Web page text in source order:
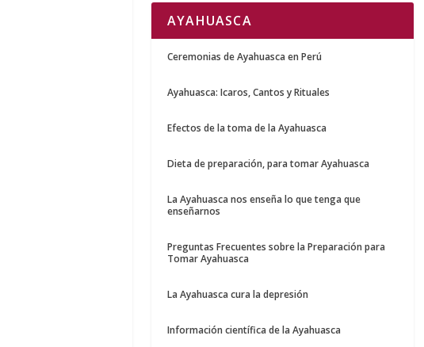
AYAHUASCA
Ceremonias de Ayahuasca en Perú
Ayahuasca: Icaros, Cantos y Rituales
Efectos de la toma de la Ayahuasca
Dieta de preparación, para tomar Ayahuasca
La Ayahuasca nos enseña lo que tenga que
enseñarnos
Preguntas Frecuentes sobre la Preparación para
Tomar Ayahuasca
La Ayahuasca cura la depresión
Información científica de la Ayahuasca